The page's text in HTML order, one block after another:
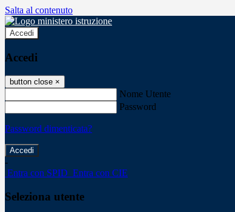
Salta al contenuto
Accedi
Accedi
button close ×
Nome Utente
Password
Password dimenticata?
-
Entra con SPID Entra con CIE
Seleziona utente